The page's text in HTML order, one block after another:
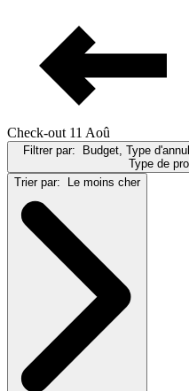
Check-out 11 Aoû
Filtrer par:
Budget, Type
Type de
Trier par:
Le moins cher